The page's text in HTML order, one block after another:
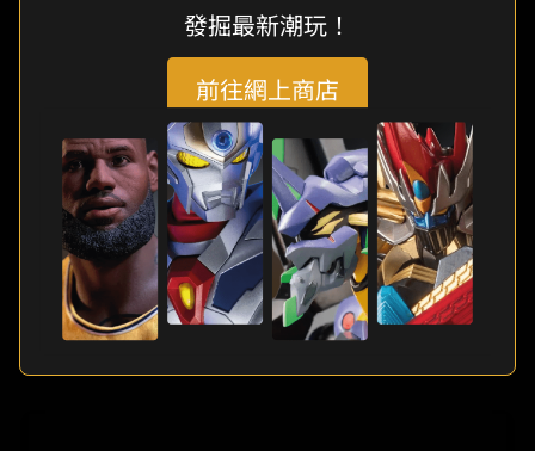
發掘最新潮玩！
前往網上商店